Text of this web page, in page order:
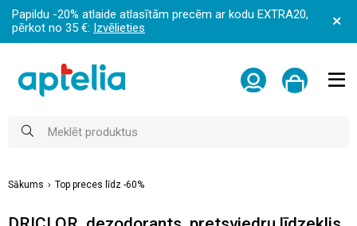
Papildu -20% atlaide atlasītām precēm ar kodu EXTRA20,
pērkot no 35 €: Izvēlieties
Sākums Top preces līdz -60%